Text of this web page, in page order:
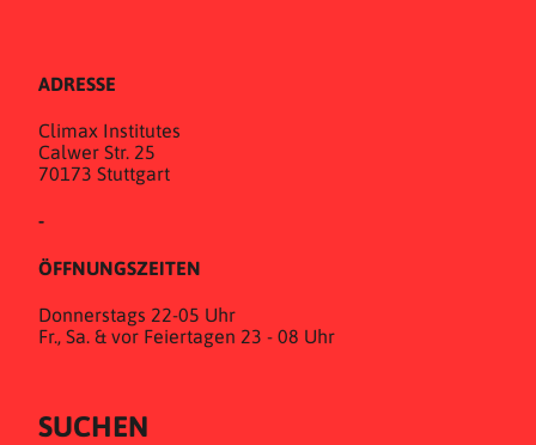
ADRESSE
Climax Institutes
Calwer Str. 25
70173 Stuttgart
-
ÖFFNUNGSZEITEN
Donnerstags 22-05 Uhr
Fr., Sa. & vor Feiertagen 23 - 08 Uhr
SUCHEN